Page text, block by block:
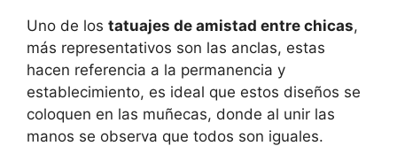
Uno de los tatuajes de amistad entre chicas,
más representativos son las anclas, estas
hacen referencia a la permanencia y
establecimiento, es ideal que estos diseños se
coloquen en las muñecas, donde al unir las
manos se observa que todos son iguales.